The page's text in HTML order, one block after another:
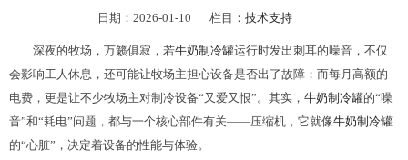
联系我们
日期：2026-01-10 栏目： 技术支持
深夜的牧场，万籁俱寂，若牛奶制冷罐运行时发出刺耳的噪音，不仅
会影响工人休息，还可能让牧场主担心设备是否出了故障；而每月高额的
电费，更是让不少牧场主对制冷设备“又爱又恨”。其实， 牛奶制冷罐的“噪
音”和“耗电”问题，都与一个核心部件有关——压缩机，它就像牛奶制冷罐
的“心脏”，决定着设备的性能与体验。